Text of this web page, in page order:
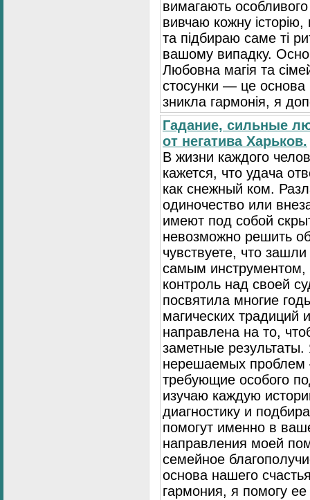
вимагають
вивчаю кожну історію,
та підбираю саме ті
вашому випадку.
Любовна магія та
стосунки — це
зникла гармонія, я
Гадание, сильные
от негатива Харьков.
В жизни каждого
кажется, что удача
как снежный ком.
одиночество или
имеют под собой
невозможно решить
чувствуете, что
самым инструментом,
контроль над своей
посвятила многие
магических традиций
направлена на то,
заметные
нерешаемых
требующие особого
изучаю каждую
диагностику и
помогут именно в
направления моей
семейное
основа нашего
гармония, я помогу ее